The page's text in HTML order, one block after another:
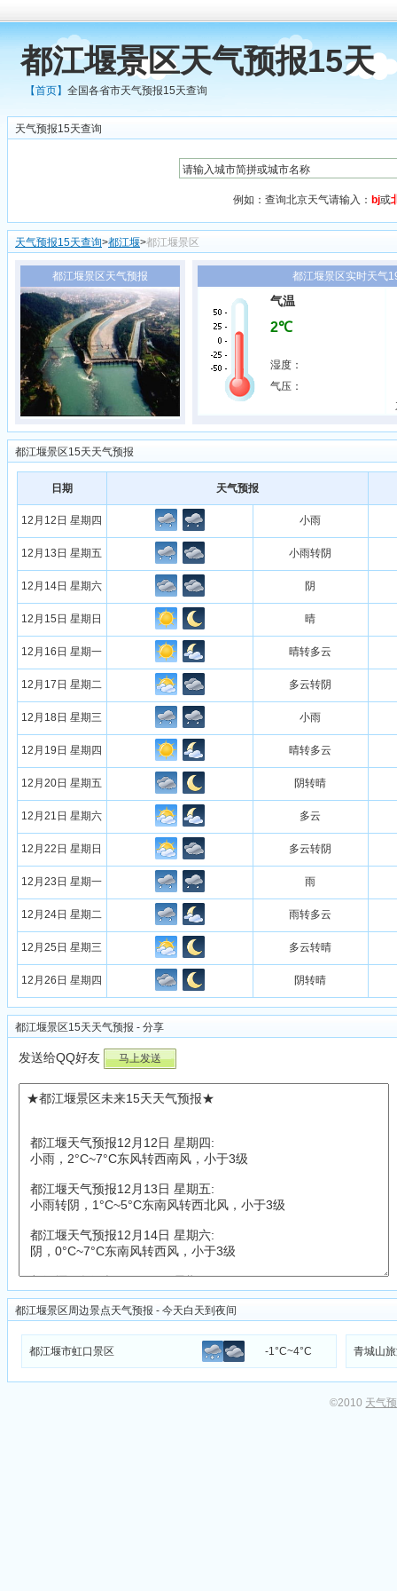
都江堰景区天气预报15天
【首页】全国各省市天气预报15天查询
天气预报15天查询
例如：查询北京天气请输入： bj或
天气预报15天查询>都江堰>都江堰景区
都江堰景区天气预报 都江堰景区实时天气
气温
2℃
湿度：
气压：
都江堰景区15天天气预报
日期 天气预报
12月12日 星期四 小雨
12月13日 星期五 小雨转阴
12月14日 星期六 阴
12月15日 星期日 晴
12月16日 星期一 晴转多云
12月17日 星期二 多云转阴
12月18日 星期三 小雨
12月19日 星期四 晴转多云
12月20日 星期五 阴转晴
12月21日 星期六 多云
12月22日 星期日 多云转阴
12月23日 星期一 雨
12月24日 星期二 雨转多云
12月25日 星期三 多云转晴
12月26日 星期四 阴转晴
都江堰景区15天天气预报 - 分享
发送给QQ好友
都江堰景区周边景点天气预报 - 今天白天到夜间
都江堰市虹口景区 -1°C~4°C 青城山
©2010 天气